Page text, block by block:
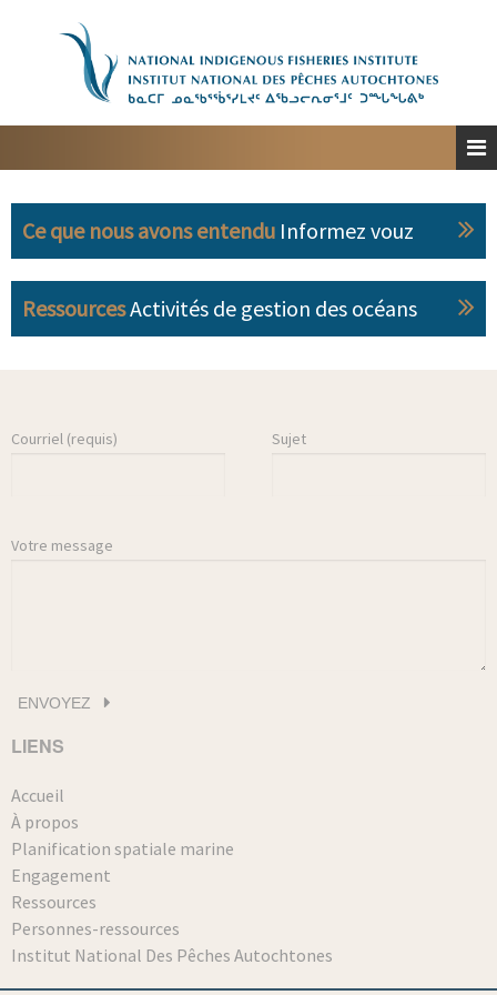
À propos
Personnes-ressources
Ce que nous avons entendu Informez vouz
RessourcesActivités de gestion des océans
Courriel (requis) Sujet
Votre message
LIENS
Accueil
À propos
Planification spatiale marine
Engagement
Ressources
Personnes-ressources
Institut National Des Pêches Autochtones